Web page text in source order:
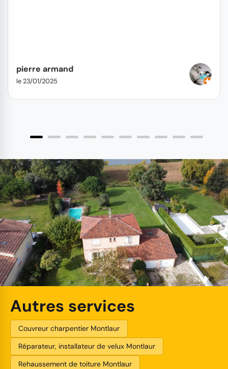
pierre armand
le 23/01/2025
Autres services
Couvreur charpentier Montlaur
Réparateur, installateur de velux Montlaur
Rehaussement de toiture Montlaur